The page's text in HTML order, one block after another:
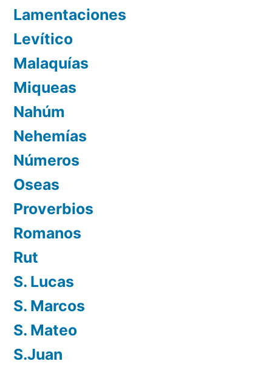
Lamentaciones
Levítico
Malaquías
Miqueas
Nahúm
Nehemías
Números
Oseas
Proverbios
Romanos
Rut
S. Lucas
S. Marcos
S. Mateo
S.Juan